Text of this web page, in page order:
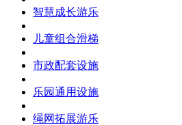
智慧成长游乐
儿童组合滑梯
市政配套设施
乐园通用设施
绳网拓展游乐